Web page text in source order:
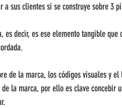
sus clientes si se construye sobre 3
es decir, es ese elemento tangible
de la marca, los códigos visuales y el
la marca, por ello es clave concebir